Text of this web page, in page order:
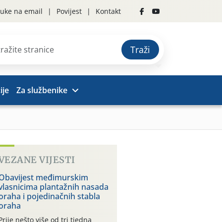
na email Povijest Kontakt
Traži
Za službenike
VIJESTI
međimurskim
plantažnih nasada
i pojedinačnih stabla
nešto više od tri tjedna